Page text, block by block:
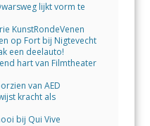
lijkt vorm te
KunstRondeVenen
op Fort bij Nigtevecht
een deelauto!
hart van Filmtheater
van AED
kracht als
bij Qui Vive